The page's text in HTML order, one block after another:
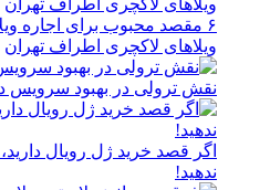
۶ مقصد محبوب برای اجاره
ویلاهای لاکچری اطراف تهران
نقش ترولی در بهبود سرویس
اگر قصد خرید ژل رویال
ندهید!